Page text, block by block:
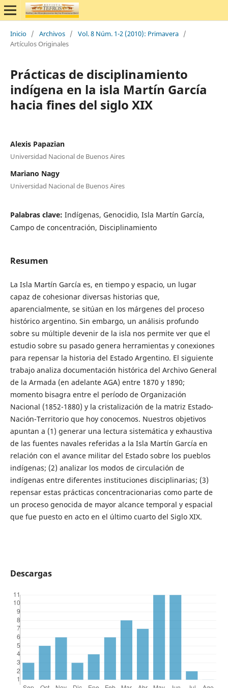
Inicio / Archivos / Vol. 8 Núm. 1-2 (2010): Primavera /
Artículos Originales
Prácticas de disciplinamiento
indígena en la isla Martín García
hacia fines del siglo XIX
Alexis Papazian
Universidad Nacional de Buenos Aires
Mariano Nagy
Universidad Nacional de Buenos Aires
Palabras clave: Indígenas, Genocidio, Isla Martín García,
Campo de concentración, Disciplinamiento
Resumen
La Isla Martín García es, en tiempo y espacio, un lugar
capaz de cohesionar diversas historias que,
aparencialmente, se sitúan en los márgenes del proceso
histórico argentino. Sin embargo, un análisis profundo
sobre su múltiple devenir de la isla nos permite ver que el
estudio sobre su pasado genera herramientas y conexiones
para repensar la historia del Estado Argentino. El siguiente
trabajo analiza documentación histórica del Archivo General
de la Armada (en adelante AGA) entre 1870 y 1890;
momento bisagra entre el período de Organización
Nacional (1852-1880) y la cristalización de la matriz Estado-
Nación-Territorio que hoy conocemos. Nuestros objetivos
apuntan a (1) generar una lectura sistemática y exhaustiva
de las fuentes navales referidas a la Isla Martín García en
relación con el avance militar del Estado sobre los pueblos
indígenas; (2) analizar los modos de circulación de
indígenas entre diferentes instituciones disciplinarias; (3)
repensar estas prácticas concentracionarias como parte de
un proceso genocida de mayor alcance temporal y espacial
que fue puesto en acto en el último cuarto del Siglo XIX.
Descargas